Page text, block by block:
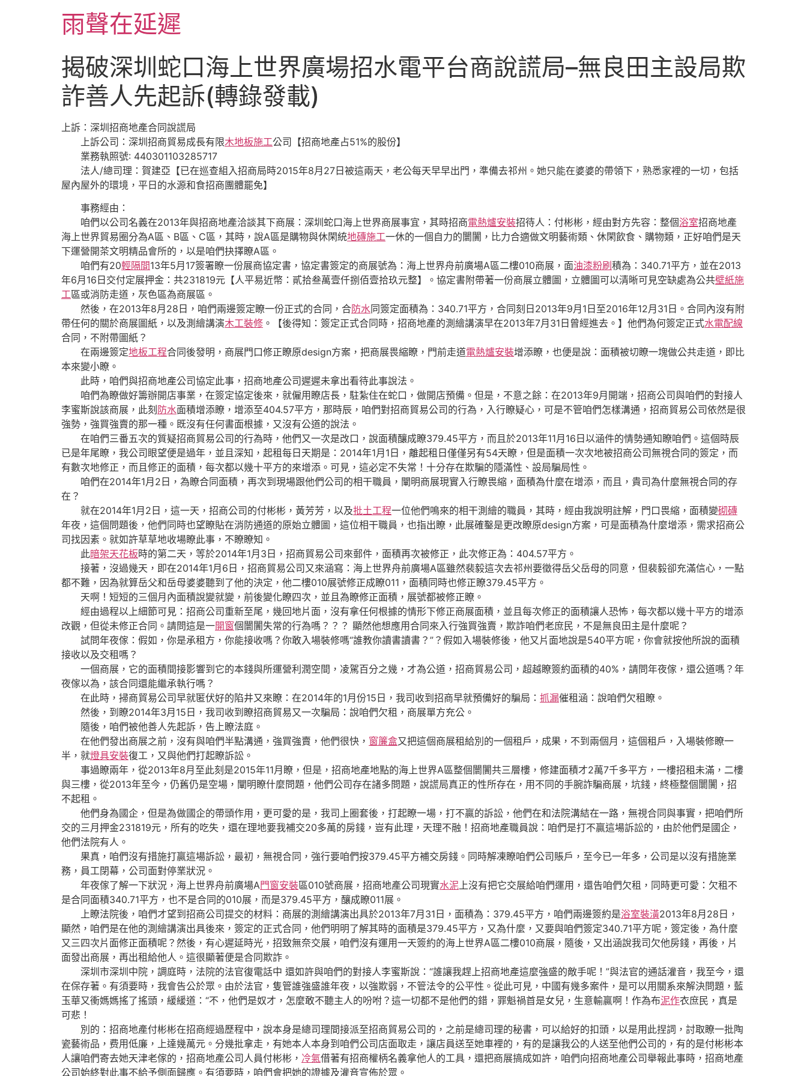
雨聲在延遲
揭破深圳蛇口海上世界廣場招水電平台商說謊局–無良田主設局欺
詐善人先起訴(轉錄發載)
上訴：深圳招商地產合同說謊局
上訴公司：深圳招商貿易成長有限木地板施工公司【招商地產占51%的股份】
業務執照號: 440301103285717
法人/總司理：賀建亞【已在巡查組入招商局時2015年8月27日被這兩天，老公每天早早出門，準備去祁州。她只能在婆婆的帶領下，熟悉家裡的一切，包括
屋內屋外的環境，平日的水源和食招商團體罷免】
事務經由：
咱們以公司名義在2013年與招商地產洽談其下商展：深圳蛇口海上世界商展事宜，其時招商電熱爐安裝招待人：付彬彬，經由對方先容：整個浴室招商地產
海上世界貿易圈分為A區、B區、C區，其時，說A區是購物與休閑統地磚施工一休的一個自力的闤闠，比力合適做文明藝術類、休閑飲食、購物類，正好咱們是天
下運營開茶文明精品會所的，以是咱們抉擇瞭A區。
咱們有20輕隔間13年5月17簽署瞭一份展商協定書，協定書簽定的商展號為：海上世界舟前廣場A區二樓010商展，面油漆粉刷 積為：340.71平方，並在2013
年6月16日交付定展押金：共231819元【人平易近幣：貳拾叁萬壹仟捌佰壹拾玖元整】。協定書附帶著一份商展立體圖，立體圖可以清晰可見空缺處為公共壁紙施
工區或消防走道，灰色區為商展區。
然後，在2013年8月28日，咱們兩邊簽定瞭一份正式的合同，合防水同簽定面積為：340.71平方，合同刻日2013年9月1日至2016年12月31日。合同內沒有附
帶任何的關於商展圖紙，以及測繪講演木工裝修 。【後得知：簽定正式合同時，招商地產的測繪講演早在2013年7月31日曾經進去。】他們為何簽定正式水電配線
合同，不附帶圖紙？
在兩邊簽定地板工程合同後發明，商展門口修正瞭原design方案，把商展畏縮瞭，門前走道電熱爐安裝增添瞭，也便是說：面積被切瞭一塊做公共走道，即比
本來變小瞭。
此時，咱們與招商地產公司協定此事，招商地產公司遲遲未拿出看待此事說法。
咱們為瞭做好籌辦開店事業，在簽定協定後來，就僱用瞭店長，駐紮住在蛇口，做開店預備。但是，不意之餘：在2013年9月開端，招商公司與咱們的對接人
李蜜斯說該商展，此刻 防水面積增添瞭，增添至404.57平方，那時辰，咱們對招商貿易公司的行為，入行瞭疑心，可是不管咱們怎樣溝通，招商貿易公司依然是很
強勢，強買強賣的那一種。既沒有任何書面根據，又沒有公道的說法。
在咱們三番五次的質疑招商貿易公司的行為時，他們又一次是改口，說面積釀成瞭379.45平方，而且於2013年11月16日以涵件的情勢通知瞭咱們。這個時辰
已是年尾瞭，我公司眼望便是過年，並且深知，起租每日天期是：2014年1月1日，離起租日僅僅另有54天瞭，但是面積一次次地被招商公司無視合同的簽定，而
有數次地修正，而且修正的面積，每次都以幾十平方的來增添。可見，這必定不失常！十分存在欺騙的隱滿性、設局騙局性。
咱們在2014年1月2日，為瞭合同面積，再次到現場跟他們公司的相干職員，闡明商展現實入行瞭畏縮，面積為什麼在增添，而且，貴司為什麼無視合同的存
在？
就在2014年1月2日，這一天，招商公司的付彬彬，黃芳芳，以及批土工程一位他們鳴來的相干測繪的職員，其時，經由我說明註解，門口畏縮，面積變砌磚
年夜，這個問題後，他們同時也望瞭貼在消防通道的原始立體圖，這位相干職員，也指出瞭，此展確鑿是更改瞭原design方案，可是面積為什麼增添，需求招商公
司找因素。就如許草草地收場瞭此事，不瞭瞭知。
此暗架天花板時的第二天，等於2014年1月3日，招商貿易公司來郵件，面積再次被修正，此次修正為：404.57平方。
接著，沒過幾天，即在2014年1月6日，招商貿易公司又來涵寫：海上世界舟前廣場A區雖然裴毅這次去祁州要徵得岳父岳母的同意，但裴毅卻充滿信心，一點
都不難，因為就算岳父和岳母婆婆聽到了他的決定，他二樓010展號修正成瞭011，面積同時也修正瞭379.45平方。
天啊！短短的三個月內面積說變就變，前後變化瞭四次，並且為瞭修正面積，展號都被修正瞭。
經由過程以上細節可見：招商公司重新至尾，幾回地片面，沒有拿任何根據的情形下修正商展面積，並且每次修正的面積讓人恐怖，每次都以幾十平方的增添
改觀，但從未修正合同。請問這是一開窗個闤闠失常的行為嗎？？？ 顯然他想應用合同來入行強買強賣，欺詐咱們老庶民，不是無良田主是什麼呢？
試問年夜傢：假如，你是承租方，你能接收嗎？你敢入場裝修嗎“誰教你讀書讀書？”？假如入場裝修後，他又片面地說是540平方呢，你會就按他所說的面積
接收以及交租嗎？
一個商展，它的面積間接影響到它的本錢與所運營利潤空間，凌駕百分之幾，才為公道，招商貿易公司，超越瞭簽約面積的40%，請問年夜傢，還公道嗎？年
夜傢以為，該合同還能繼承執行嗎？
在此時，掃商貿易公司早就匿伏好的陷井又來瞭：在2014年的1月份15日，我司收到招商早就預備好的騙局： 抓漏催租涵：說咱們欠租瞭。
然後，到瞭2014年3月15日，我司收到瞭招商貿易又一次騙局：說咱們欠租，商展單方充公。
隨後，咱們被他善人先起訴，告上瞭法庭。
在他們發出商展之前，沒有與咱們半點溝通，強買強賣，他們很快， 窗簾盒又把這個商展租給別的一個租戶，成果，不到兩個月，這個租戶，入場裝修瞭一
半，就燈具安裝復工，又與他們打起瞭訴訟。
事過瞭兩年，從2013年8月至此刻是2015年11月瞭，但是，招商地產地點的海上世界A區整個闤闠共三層樓，修建面積才2萬7千多平方，一樓招租未滿，二樓
與三樓，從2013年至今，仍舊仍是空場，闡明瞭什麼問題，他們公司存在諸多問題，說謊局真正的性所存在，用不同的手腕詐騙商展，坑錢，終極整個闤闠，招
不起租。
他們身為國企，但是為做國企的帶頭作用，更可愛的是，我司上圈套後，打起瞭一場，打不贏的訴訟，他們在和法院溝結在一路，無視合同與事實，把咱們所
交的三月押金231819元，所有的吃失，還在理地要我補交20多萬的房錢，豈有此理，天理不融！招商地產職員說：咱們是打不贏這場訴訟的，由於他們是國企，
他們法院有人。
果真，咱們沒有措施打贏這場訴訟，最初，無視合同，強行要咱們按379.45平方補交房錢。同時解凍瞭咱們公司賬戶，至今已一年多，公司是以沒有措施業
務，員工閉幕，公司面對停業狀況。
年夜傢了解一下狀況，海上世界舟前廣場A門窗安裝區010號商展，招商地產公司現實水泥上沒有把它交展給咱們運用，還告咱們欠租，同時更可愛：欠租不
是合同面積340.71平方，也不是合同的010展，而是379.45平方，釀成瞭011展。
上瞭法院後，咱們才望到招商公司提交的材料：商展的測繪講演出具於2013年7月31日，面積為：379.45平方，咱們兩邊簽約是浴室裝潢2013年8月28日，
顯然，咱們是在他的測繪講演出具後來，簽定的正式合同，他們明明了解其時的面積是379.45平方，又為什麼，又要與咱們簽定340.71平方呢，簽定後，為什麼
又三四次片面修正面積呢？然後，有心遲延時光，招致無奈交展，咱們沒有運用一天簽約的海上世界A區二樓010商展，隨後，又出涵說我司欠他房錢，再後，片
面發出商展，再出租給他人。這很顯著便是合同欺詐。
深圳市深圳中院，調庭時，法院的法官復電話中 還如許與咱們的對接人李蜜斯說：“誰讓我趕上招商地產這麼強盛的敵手呢！”與法官的通話灌音，我至今，還
在保存著。有須要時，我會告公於眾。由於法官，隻管誰強盛誰年夜，以強欺弱，不管法令的公平性。從此可見，中國有幾多案件，是可以用關系來解決問題，藍
玉華又衝媽媽搖了搖頭，緩緩道：“不，他們是奴才，怎麼敢不聽主人的吩咐？這一切都不是他們的錯，罪魁禍首是女兒，生意輸贏啊！作為布泥作衣庶民，真是
可悲！
別的：招商地產付彬彬在招商經過歷程中，說本身是總司理間接派至招商貿易公司的，之前是總司理的秘書，可以給好的扣頭，以是用此捏詞，討取瞭一批陶
瓷藝術品，费用低廉，上達幾萬元。分幾批拿走，有她本人本身到咱們公司店面取走，讓店員送至她車裡的，有的是讓我公的人送至他們公司的，有的是付彬彬本
人讓咱們寄去她天津老傢的，招商地產公司人員付彬彬， 冷氣借著有招商權柄名義拿他人的工具，還把商展搞成如許，咱們向招商地產公司舉報此事時，招商地產
公司始終對此事不給予側面歸應。有須要時，咱們會把她的證據及灌音宣佈於眾。